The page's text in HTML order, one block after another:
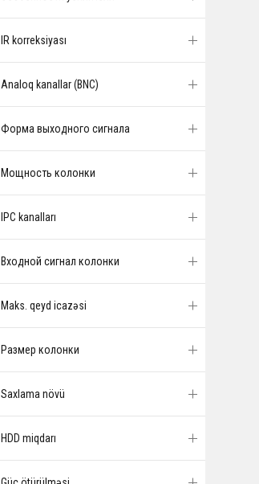
IR korreksiyası
Analoq kanallar (BNC)
Форма выходного сигнала
Мощность колонки
IPC kanalları
Входной сигнал колонки
Maks. qeyd icazəsi
Размер колонки
Saxlama növü
HDD miqdarı